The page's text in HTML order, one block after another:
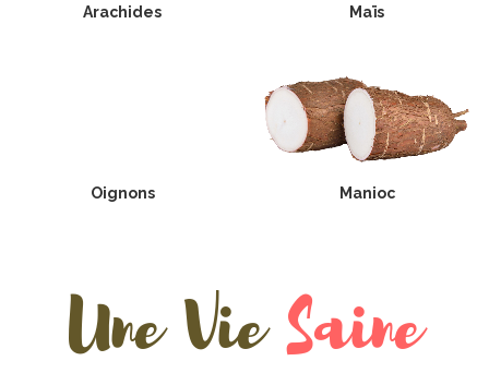
Arachides Maïs
Oignons Manioc
Une Vie Saine